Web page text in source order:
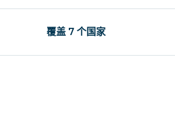
覆盖 7 个国家